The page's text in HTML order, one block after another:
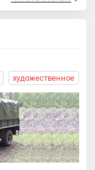
художественное